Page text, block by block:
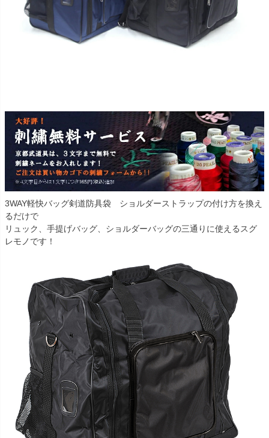
3WAY軽快バッグ剣道防具袋 ショルダーストラップの付け方を換え
るだけで
リュック、手提げバッグ、ショルダーバッグの三通りに使えるスグ
レモノです！